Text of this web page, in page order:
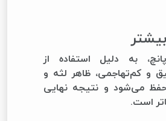
به دلیل استفاده از
و کم‌تهاجمی، ظاهر لثه و
حفظ می‌شود و نتیجه نهایی
است.